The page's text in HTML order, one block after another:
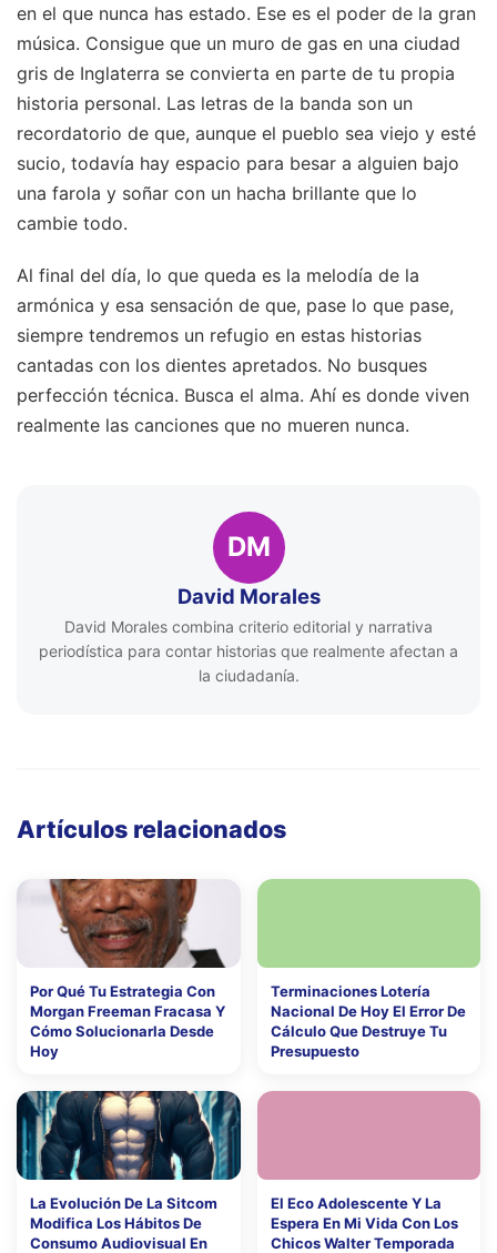
en el que nunca has estado. Ese es el poder de la gran
música. Consigue que un muro de gas en una ciudad
gris de Inglaterra se convierta en parte de tu propia
historia personal. Las letras de la banda son un
recordatorio de que, aunque el pueblo sea viejo y esté
sucio, todavía hay espacio para besar a alguien bajo
una farola y soñar con un hacha brillante que lo
cambie todo.
Al final del día, lo que queda es la melodía de la
armónica y esa sensación de que, pase lo que pase,
siempre tendremos un refugio en estas historias
cantadas con los dientes apretados. No busques
perfección técnica. Busca el alma. Ahí es donde viven
realmente las canciones que no mueren nunca.
DM
David Morales
David Morales combina criterio editorial y narrativa
periodística para contar historias que realmente afectan a
la ciudadanía.
Artículos relacionados
Por Qué Tu Estrategia Con
Morgan Freeman Fracasa Y
Cómo Solucionarla Desde
Hoy
Terminaciones Lotería
Nacional De Hoy El Error De
Cálculo Que Destruye Tu
Presupuesto
La Evolución De La Sitcom
Modifica Los Hábitos De
Consumo Audiovisual En
El Eco Adolescente Y La
Espera En Mi Vida Con Los
Chicos Walter Temporada